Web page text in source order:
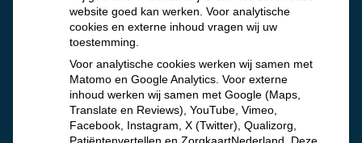
website goed kan werken. Voor analytische
cookies en externe inhoud vragen wij uw
toestemming.
Voor analytische cookies werken wij samen met
Matomo en Google Analytics. Voor externe
inhoud werken wij samen met Google (Maps,
Translate en Reviews), YouTube, Vimeo,
Facebook, Instagram, X (Twitter), Qualizorg,